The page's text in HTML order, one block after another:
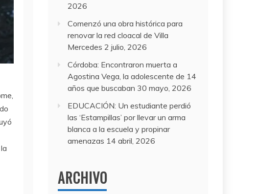
2026
Comenzó una obra histórica para
renovar la red cloacal de Villa
Mercedes 2 julio, 2026
Córdoba: Encontraron muerta a
Agostina Vega, la adolescente de 14
años que buscaban 30 mayo, 2026
EDUCACIÓN: Un estudiante perdió
las ‘Estampillas’ por llevar un arma
blanca a la escuela y propinar
amenazas 14 abril, 2026
ARCHIVO